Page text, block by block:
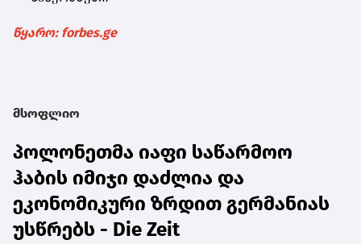
წყარო: forbes.ge
მსოფლიო
პოლონეთმა იაფი საწარმოო
ჰაბის იმიჯი დაძლია და
ეკონომიკური ზრდით გერმანიას
უსწრებს - Die Zeit